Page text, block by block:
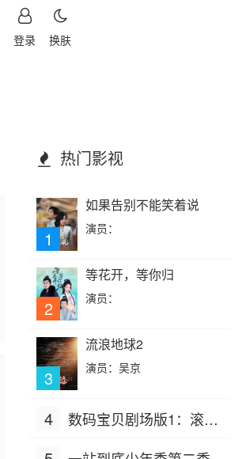
换肤
登录
热门影视
1
如果告别不能笑着说
演员：
2
等花开，等你归
演员：
3
流浪地球2
演员：吴京
4
数码宝贝剧场版1：滚球